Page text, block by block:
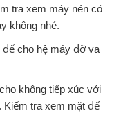
tra xem máy nén có
không nhé.
cho hệ máy đỡ va
không tiếp xúc với
Kiểm tra xem mặt đế